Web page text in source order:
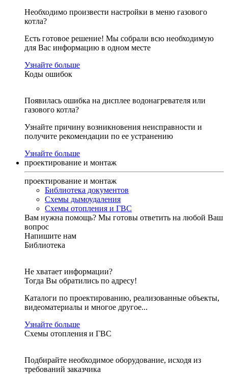
Необходимо произвести настройки в меню газового
котла?
Есть готовое решение! Мы собрали всю необходимую
для Вас информацию в одном месте
Узнайте больше
Коды ошибок
Появилась ошибка на дисплее водонагревателя или
газового котла?
Узнайте причину возникновения неисправности и
получите рекомендации по ее устранению
Узнайте больше
проектирование и монтаж
проектирование и монтаж
Библиотека документов
Схемы дымоудаления
Схемы отопления и ГВС
Вам нужна помощь? Мы готовы ответить на любой Ваш
вопрос
Напишите нам
Библиотека
Не хватает информации?
Тогда Вы обратились по адресу!
Каталоги по проектированию, реализованные объекты,
видеоматериалы и многое другое...
Узнайте больше
Схемы отопления и ГВС
Подбирайте необходимое оборудование, исходя из
требований заказчика